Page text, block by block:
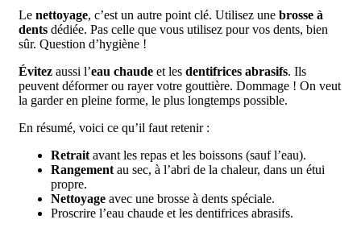
Le nettoyage, c’est un autre point clé. Utilisez une brosse à
dents dédiée. Pas celle que vous utilisez pour vos dents, bien
sûr. Question d’hygiène !
Évitez aussi l’eau chaude et les dentifrices abrasifs. Ils
peuvent déformer ou rayer votre gouttière. Dommage ! On veut
la garder en pleine forme, le plus longtemps possible.
En résumé, voici ce qu’il faut retenir :
Retrait avant les repas et les boissons (sauf l’eau).
Rangement au sec, à l’abri de la chaleur, dans un étui
propre.
Nettoyage avec une brosse à dents spéciale.
Proscrire l’eau chaude et les dentifrices abrasifs.